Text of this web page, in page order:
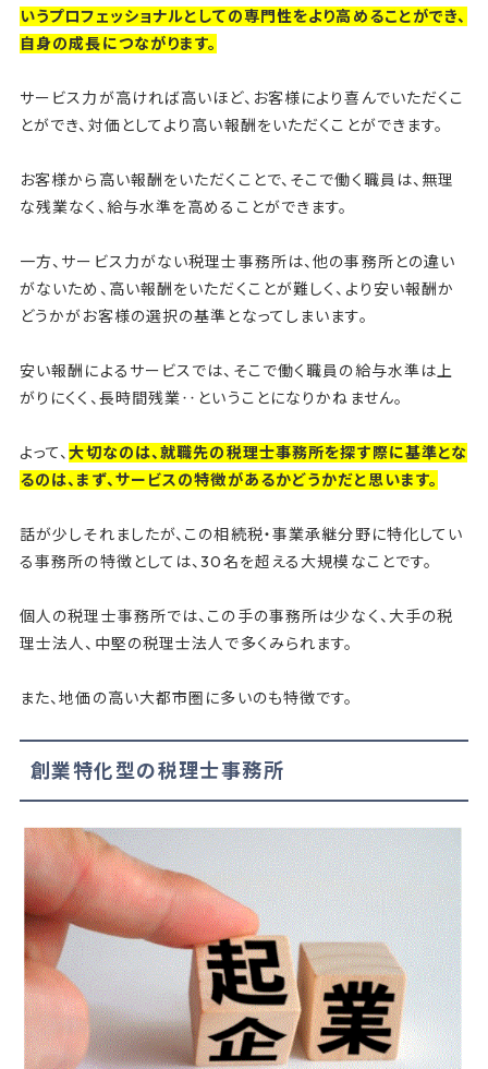
いうプロフェッショナルとしての専門性をより高めることができ、
自身の成長につながります。
サービス力が高ければ高いほど、お客様により喜んでいただくこ
とができ、対価としてより高い報酬をいただくことができます。
お客様から高い報酬をいただくことで、そこで働く職員は、無理
な残業なく、給与水準を高めることができます。
一方、サービス力がない税理士事務所は、他の事務所との違い
がないため、高い報酬をいただくことが難しく、より安い報酬か
どうかがお客様の選択の基準となってしまいます。
安い報酬によるサービスでは、そこで働く職員の給与水準は上
がりにくく、長時間残業‥ということになりかねません。
よって、大切なのは、就職先の税理士事務所を探す際に基準とな
るのは、まず、サービスの特徴があるかどうかだと思います。
話が少しそれましたが、この相続税・事業承継分野に特化してい
る事務所の特徴としては、30名を超える大規模なことです。
個人の税理士事務所では、この手の事務所は少なく、大手の税
理士法人、中堅の税理士法人で多くみられます。
また、地価の高い大都市圏に多いのも特徴です。
創業特化型の税理士事務所